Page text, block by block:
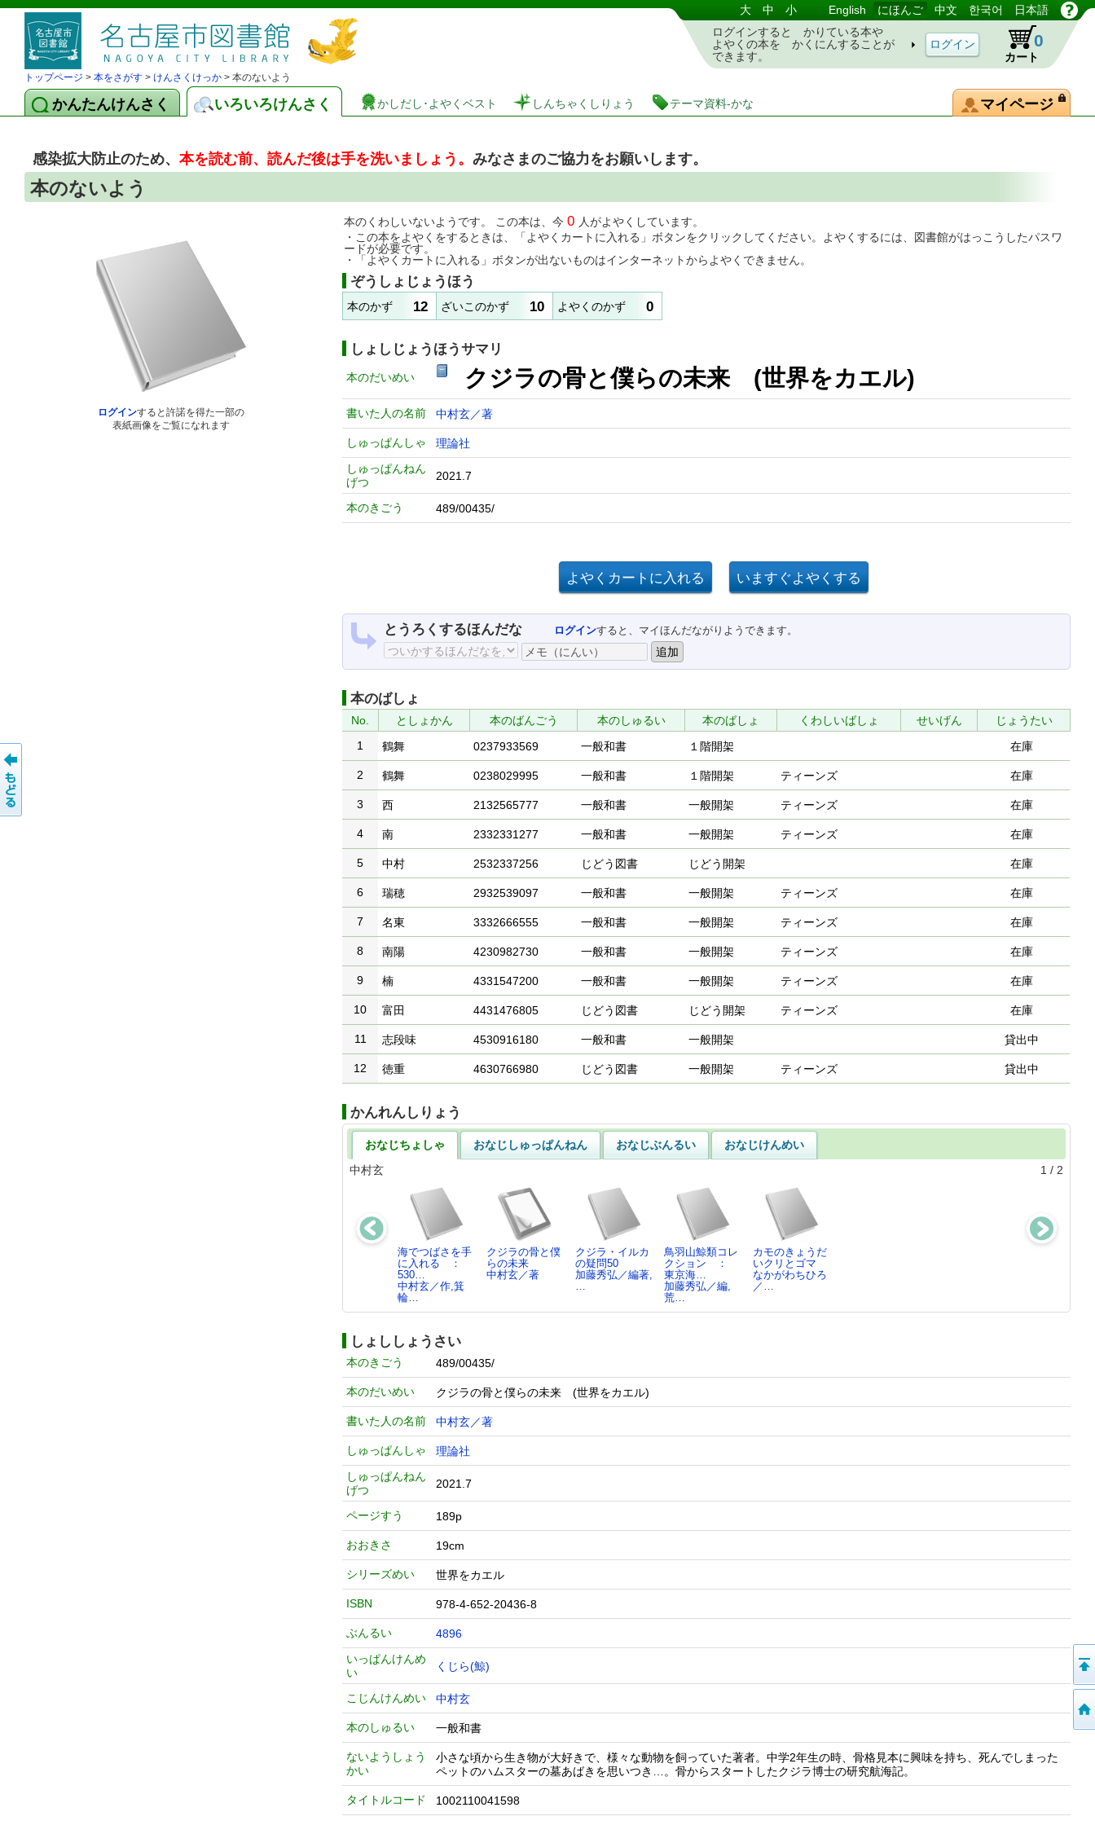
としょかんぞうしょけんさく・よやくシステム 大 中 小 English にほんご 中文 한국어 日本語
ログインすると かりている本や
よやくの本を かくにんすることが
できます。
カート
0
トップページ > 本をさがす > けんさくけっか > 本のないよう
かんたんけんさく いろいろけんさく かしだし･よやくベスト しんちゃくしりょう テーマ資料-かな マイページ
感染拡大防止のため、 本を読む前、読んだ後は手を洗いましょう。 みなさまのご協力をお願いします。
本のないよう
ログインすると許諾を得た一部の
表紙画像をご覧になれます
本のくわしいないようです。 この本は、今 0 人がよやくしています。
・この本をよやくをするときは、「よやくカートに入れる」ボタンをクリックしてください。よやくするには、図書館がはっこうしたパスワ
ードが必要です。
・「よやくカートに入れる」ボタンが出ないものはインターネットからよやくできません。
ぞうしょじょうほう
本のかず 12 ざいこのかず 10 よやくのかず 0
しょしじょうほうサマリ
本のだいめい クジラの骨と僕らの未来 (世界をカエル)
書いた人の名前 中村玄／著
しゅっぱんしゃ
理論社
しゅっぱんねん
げつ
2021.7
本のきごう 489/00435/
とうろくするほんだな ログインすると、マイほんだながりようできます。
本のばしょ
No. としょかん 本のばんごう 本のしゅるい 本のばしょ くわしいばしょ せいげん
じょうたい
1
鶴舞 0237933569 一般和書 １階開架 在庫
2 鶴舞 0238029995 一般和書 １階開架 ティーンズ 在庫
3 西 2132565777 一般和書 一般開架 ティーンズ 在庫
4 南 2332331277 一般和書 一般開架 ティーンズ 在庫
5 中村 2532337256 じどう図書 じどう開架 在庫
6 瑞穂 2932539097 一般和書 一般開架 ティーンズ 在庫
7 名東 3332666555 一般和書 一般開架 ティーンズ 在庫
8 南陽 4230982730 一般和書 一般開架 ティーンズ 在庫
9 楠 4331547200 一般和書 一般開架 ティーンズ 在庫
10 富田 4431476805 じどう図書 じどう開架 ティーンズ 在庫
11 志段味 4530916180 一般和書 一般開架 貸出中
12 徳重 4630766980 じどう図書 一般開架 ティーンズ 貸出中
かんれんしりょう
おなじちょしゃ おなじしゅっぱんねん おなじぶんるい
おなじけんめい
中村玄
1 / 2
海でつばさを手
に入れる ：
530…
中村玄／作,箕
輪…
クジラの骨と僕
らの未来
中村玄／著
クジラ・イルカ
の疑問50
加藤秀弘／編著,
…
鳥羽山鯨類コレ
クション ：
東京海…
加藤秀弘／編,
荒…
カモのきょうだ
いクリとゴマ
なかがわちひろ
／…
しょししょうさい
本のきごう 489/00435/
本のだいめい クジラの骨と僕らの未来 (世界をカエル)
書いた人の名前 中村玄／著
しゅっぱんしゃ
理論社
しゅっぱんねん
げつ
2021.7
ページすう 189p
おおきさ 19cm
シリーズめい 世界をカエル
ISBN 978-4-652-20436-8
ぶんるい
4896
いっぱんけんめ
い
くじら(鯨)
こじんけんめい 中村玄
本のしゅるい 一般和書
ないようしょう
かい
小さな頃から生き物が大好きで、様々な動物を飼っていた著者。中学2年生の時、骨格見本に興味を持ち、死んでしまった
ペットのハムスターの墓あばきを思いつき…。骨からスタートしたクジラ博士の研究航海記。
タイトルコード 1002110041598